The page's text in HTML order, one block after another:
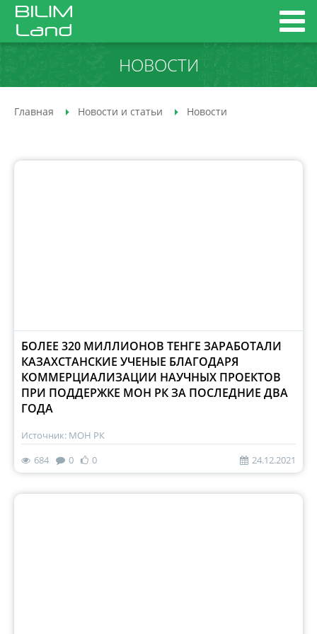
НОВОСТИ
Главная Новости и статьи Новости
БОЛЕЕ 320 МИЛЛИОНОВ ТЕНГЕ ЗАРАБОТАЛИ
КАЗАХСТАНСКИЕ УЧЕНЫЕ БЛАГОДАРЯ
КОММЕРЦИАЛИЗАЦИИ НАУЧНЫХ ПРОЕКТОВ
ПРИ ПОДДЕРЖКЕ МОН РК ЗА ПОСЛЕДНИЕ ДВА
ГОДА
Источник: МОН РК
684
0 0 24.12.2021